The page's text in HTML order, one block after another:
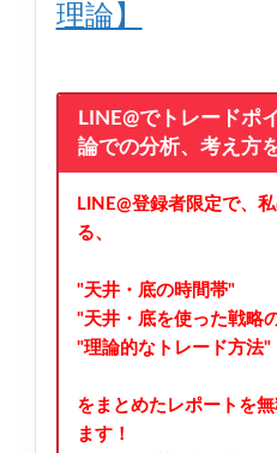
理論】
LINE@でトレードポ
論での分析、考え方
LINE@登録者限定で、
る、
"天井・底の時間帯"
"天井・底を使った戦略
"理論的なトレード方法"
をまとめたレポートを
ます！